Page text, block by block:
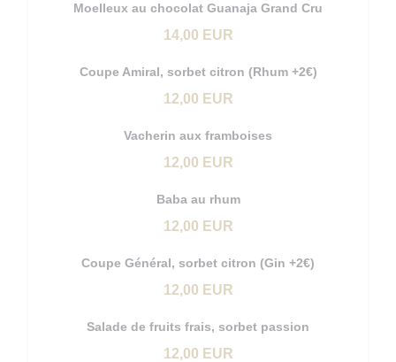
Moelleux au chocolat Guanaja Grand Cru
14,00 EUR
Coupe Amiral, sorbet citron (Rhum +2€)
12,00 EUR
Vacherin aux framboises
12,00 EUR
Baba au rhum
12,00 EUR
Coupe Général, sorbet citron (Gin +2€)
12,00 EUR
Salade de fruits frais, sorbet passion
12,00 EUR